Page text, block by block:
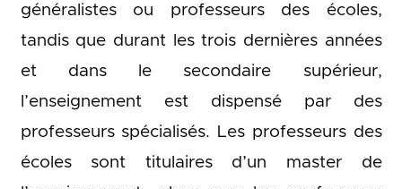
généralistes ou professeurs des écoles,
tandis que durant les trois dernières années
et dans le secondaire supérieur,
l’enseignement est dispensé par des
professeurs spécialisés. Les professeurs des
écoles sont titulaires d’un master de